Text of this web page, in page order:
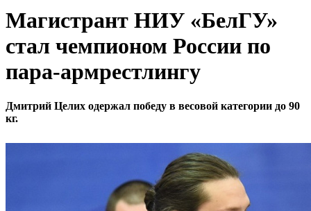
Магистрант НИУ «БелГУ»
стал чемпионом России по
пара-армрестлингу
Дмитрий Целих одержал победу в весовой категории до 90
кг.